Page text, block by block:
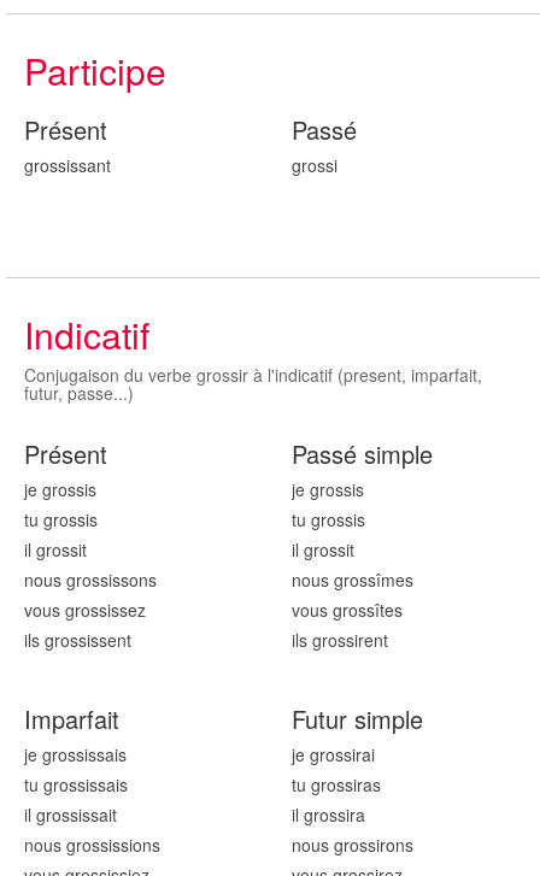
Participe
Présent
grossissant
Passé
grossi
Indicatif
Conjugaison du verbe grossir à l'indicatif (present, imparfait,
futur, passe...)
Présent
je grossis
tu grossis
il grossit
nous grossissons
vous grossissez
ils grossissent
Passé simple
je grossis
tu grossis
il grossit
nous grossîmes
vous grossîtes
ils grossirent
Imparfait
je grossissais
tu grossissais
il grossissait
nous grossissions
Futur simple
je grossirai
tu grossiras
il grossira
nous grossirons